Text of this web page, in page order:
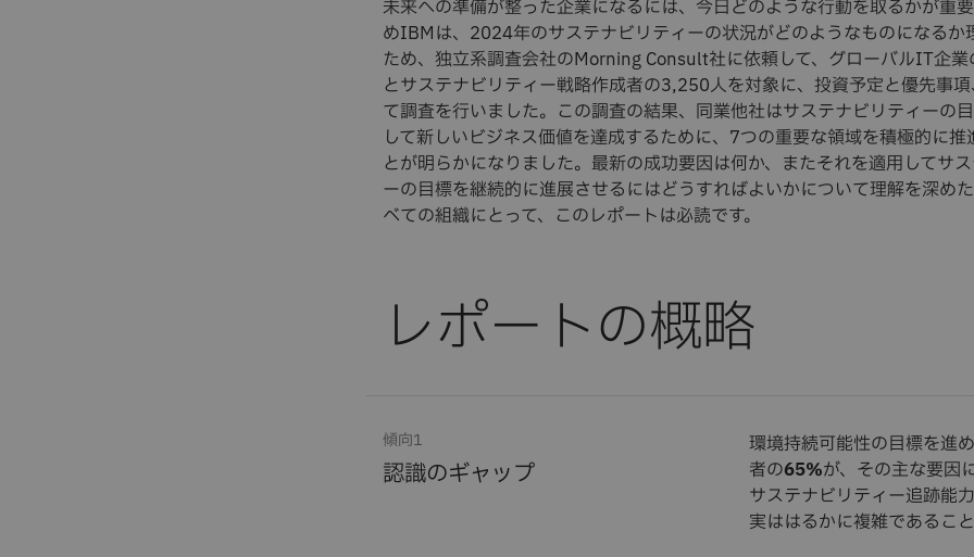
未来への準備が整った企業になるには、今日どのような行動を取るかが重
めIBMは、2024年のサステナビリティーの状況がどのようなものになるか
ため、独立系調査会社のMorning Consult社に依頼して、グローバルIT企
とサステナビリティー戦略作成者の3,250人を対象に、投資予定と優先事
て調査を行いました。この調査の結果、同業他社はサステナビリティーの
して新しいビジネス価値を達成するために、7つの重要な領域を積極的に推
とが明らかになりました。最新の成功要因は何か、またそれを適用してサ
ーの目標を継続的に進展させるにはどうすればよいかについて理解を深め
べての組織にとって、このレポートは必読です。
傾向1
認識のギャップ
環境持続可能性の目標を進
者の65％が、その主な要因
サステナビリティー追跡能
実ははるかに複雑であるこ